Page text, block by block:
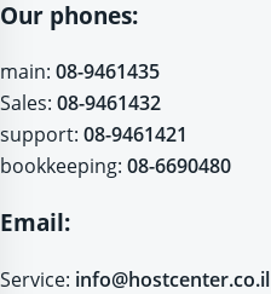
Our phones:
main: 08-9461435
Sales: 08-9461432
support: 08-9461421
bookkeeping: 08-6690480
Email:
Service: info@hostcenter.co.il